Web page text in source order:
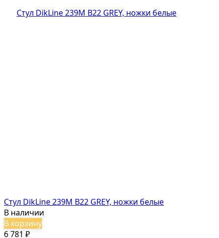
Стул DikLine 239М B22 GREY, ножки белые
В наличии
В корзину
6 781 ₽